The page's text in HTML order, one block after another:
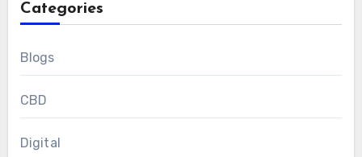
Categories
Blogs
CBD
Digital